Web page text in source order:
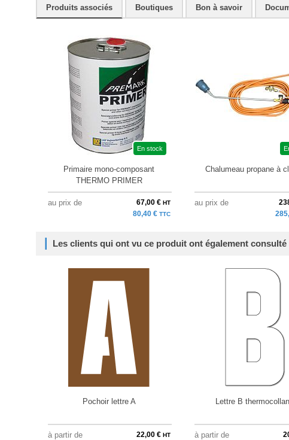
Produits associés Boutiques Bon à savoir
En stock
Primaire mono-composant
THERMO PRIMER
au prix de 67,00 € HT
80,40 € TTC
Chalumeau propane à
au prix de
Les clients qui ont vu ce produit ont également consulté
Pochoir lettre A
à partir de 22,00 € HT
Lettre B
à partir de